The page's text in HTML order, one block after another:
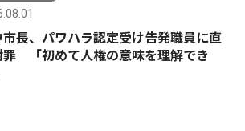
市長、パワハラ認定受け告発職員に直
罪 「初めて人権の意味を理解でき